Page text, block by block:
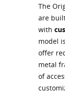
The
are
with
model
offer
metal
of